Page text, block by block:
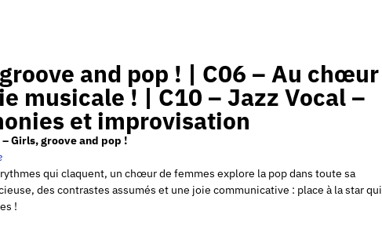
and pop ! | C06 – Au chœur
musicale ! | C10 – Jazz Vocal –
et improvisation
– Girls, groove and pop !
qui claquent, un chœur de femmes explore la pop dans toute sa
des contrastes assumés et une joie communicative : place à la star qui
!